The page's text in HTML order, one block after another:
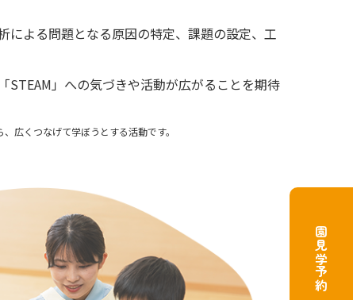
よる問題となる原因の特定、課題の設定、工
」への気づきや活動が広がることを期待
広くつなげて学ぼうとする活動です。
園見学予約